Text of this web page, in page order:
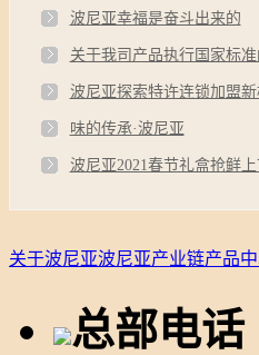
波尼亚幸福是奋斗出来的
味的传承·波尼亚
波尼亚2021春节礼盒抢鲜上
关于波尼亚波尼亚产业链产品
总部电话